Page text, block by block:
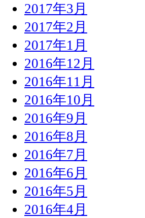
2017年3月
2017年2月
2017年1月
2016年12月
2016年11月
2016年10月
2016年9月
2016年8月
2016年7月
2016年6月
2016年5月
2016年4月